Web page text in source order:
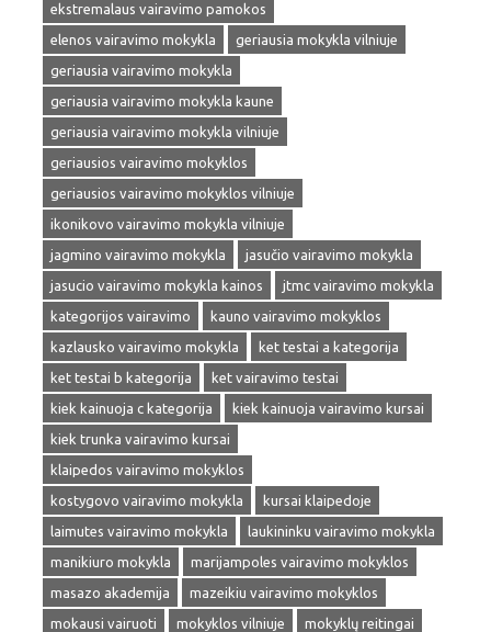
ekstremalaus vairavimo pamokos
elenos vairavimo mokykla
geriausia mokykla vilniuje
geriausia vairavimo mokykla
geriausia vairavimo mokykla kaune
geriausia vairavimo mokykla vilniuje
geriausios vairavimo mokyklos
geriausios vairavimo mokyklos vilniuje
ikonikovo vairavimo mokykla vilniuje
jagmino vairavimo mokykla
jasučio vairavimo mokykla
jasucio vairavimo mokykla kainos
jtmc vairavimo mokykla
kategorijos vairavimo
kauno vairavimo mokyklos
kazlausko vairavimo mokykla
ket testai a kategorija
ket testai b kategorija
ket vairavimo testai
kiek kainuoja c kategorija
kiek kainuoja vairavimo kursai
kiek trunka vairavimo kursai
klaipedos vairavimo mokyklos
kostygovo vairavimo mokykla
kursai klaipedoje
laimutes vairavimo mokykla
laukininku vairavimo mokykla
manikiuro mokykla
marijampoles vairavimo mokyklos
masazo akademija
mazeikiu vairavimo mokyklos
mokausi vairuoti
mokyklos vilniuje
mokyklų reitingai